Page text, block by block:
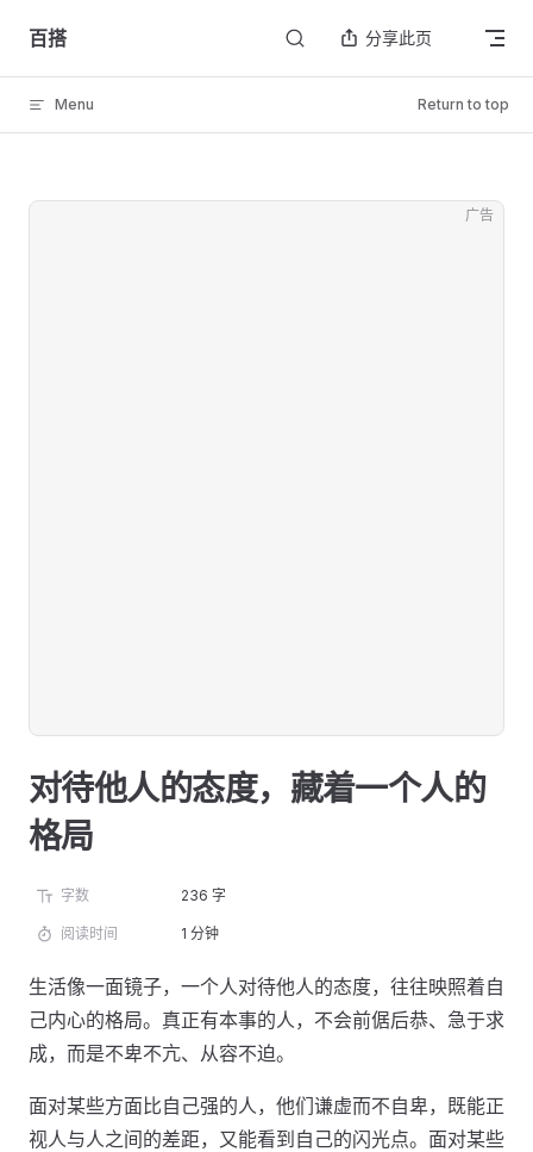
Skip to content
百搭 分享此页
Menu Return to top
广告
对待他人的态度，藏着一个人的
格局
字数 236 字
阅读时间 1 分钟
生活像一面镜子，一个人对待他人的态度，往往映照着自
己内心的格局。真正有本事的人，不会前倨后恭、急于求
成，而是不卑不亢、从容不迫。
面对某些方面比自己强的人，他们谦虚而不自卑，既能正
视人与人之间的差距，又能看到自己的闪光点。面对某些